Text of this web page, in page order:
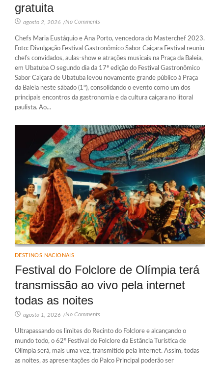
gratuita
agosto 2, 2026 /No Comments
Chefs Maria Eustáquio e Ana Porto, vencedora do Masterchef 2023.
Foto: Divulgação Festival Gastronômico Sabor Caiçara Festival reuniu
chefs convidados, aulas-show e atrações musicais na Praça da Baleia,
em Ubatuba O segundo dia da 17ª edição do Festival Gastronômico
Sabor Caiçara de Ubatuba levou novamente grande público à Praça
da Baleia neste sábado (1º), consolidando o evento como um dos
principais encontros da gastronomia e da cultura caiçara no litoral
paulista. Ao...
DESTINOS NACIONAIS
Festival do Folclore de Olímpia terá
transmissão ao vivo pela internet
todas as noites
agosto 1, 2026 /No Comments
Ultrapassando os limites do Recinto do Folclore e alcançando o
mundo todo, o 62º Festival do Folclore da Estância Turística de
Olímpia será, mais uma vez, transmitido pela internet. Assim, todas
as noites, as apresentações do Palco Principal poderão ser